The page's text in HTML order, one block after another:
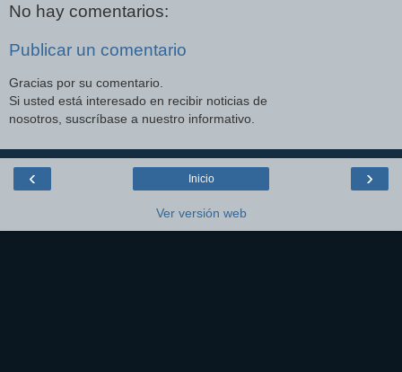
No hay comentarios:
Publicar un comentario
Gracias por su comentario.
Si usted está interesado en recibir noticias de
nosotros, suscríbase a nuestro informativo.
‹ ›
Inicio
Ver versión web